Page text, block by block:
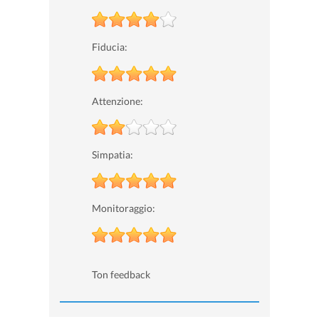
Fiducia:
Attenzione:
Simpatia:
Monitoraggio:
Ton feedback